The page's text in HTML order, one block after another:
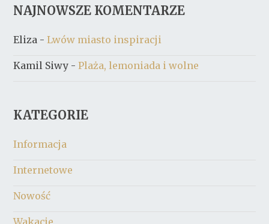
NAJNOWSZE KOMENTARZE
Eliza -Lwów miasto inspiracji
Kamil Siwy -Plaża, lemoniada i wolne
KATEGORIE
Informacja
Internetowe
Nowość
Wakacje